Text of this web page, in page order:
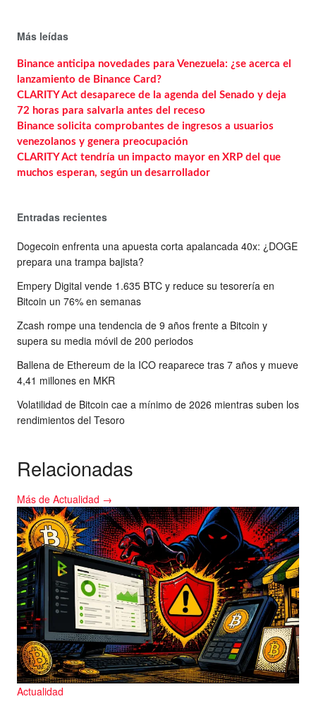
Más leídas
Binance anticipa novedades para Venezuela: ¿se acerca el
lanzamiento de Binance Card?
CLARITY Act desaparece de la agenda del Senado y deja
72 horas para salvarla antes del receso
Binance solicita comprobantes de ingresos a usuarios
venezolanos y genera preocupación
CLARITY Act tendría un impacto mayor en XRP del que
muchos esperan, según un desarrollador
Entradas recientes
Dogecoin enfrenta una apuesta corta apalancada 40x: ¿DOGE
prepara una trampa bajista?
Empery Digital vende 1.635 BTC y reduce su tesorería en
Bitcoin un 76% en semanas
Zcash rompe una tendencia de 9 años frente a Bitcoin y
supera su media móvil de 200 periodos
Ballena de Ethereum de la ICO reaparece tras 7 años y mueve
4,41 millones en MKR
Volatilidad de Bitcoin cae a mínimo de 2026 mientras suben los
rendimientos del Tesoro
Relacionadas
Más de Actualidad →
Actualidad